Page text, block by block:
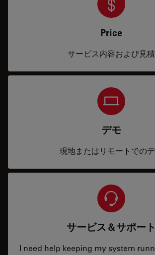
Price
サービス内容および見積
デモ
現地またはリモートでの
サービス＆サポート
I need help keeping my system